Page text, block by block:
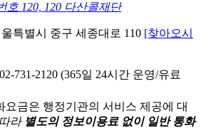
호 120, 120 다산콜재단
특별시 중구 세종대로 110 [찾아오시
731-2120 (365일 24시간 운영/유료
요금은 행정기관의 서비스 제공에 대
라 별도의 정보이용료 없이 일반 통화